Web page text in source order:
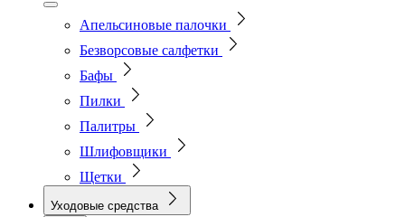
Апельсиновые палочки
Безворсовые салфетки
Бафы
Пилки
Палитры
Шлифовщики
Щетки
Уходовые средства